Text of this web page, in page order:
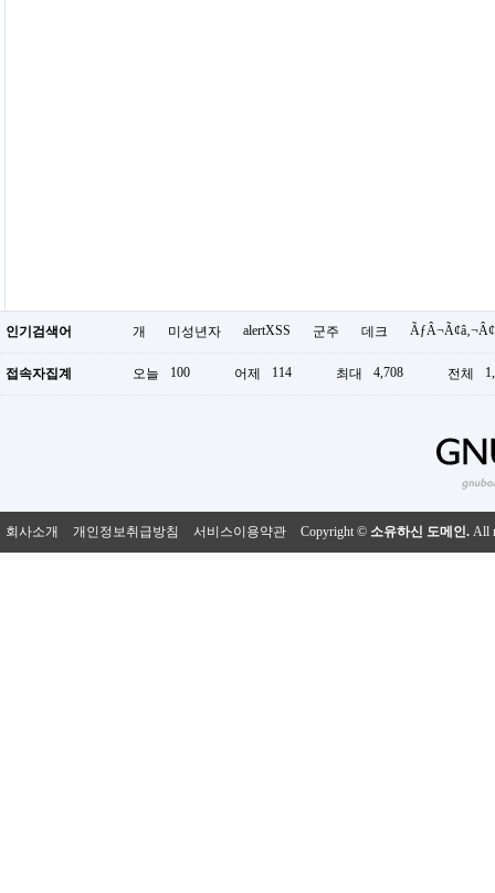
인기검색어 개 미성년자 alertXSS 군주 데크
접속자집계 오늘 100 어제 114 최대 4,708 전체
회사소개 개인정보취급방침 서비스이용약관 Copyright © 소유하신 도메인. All